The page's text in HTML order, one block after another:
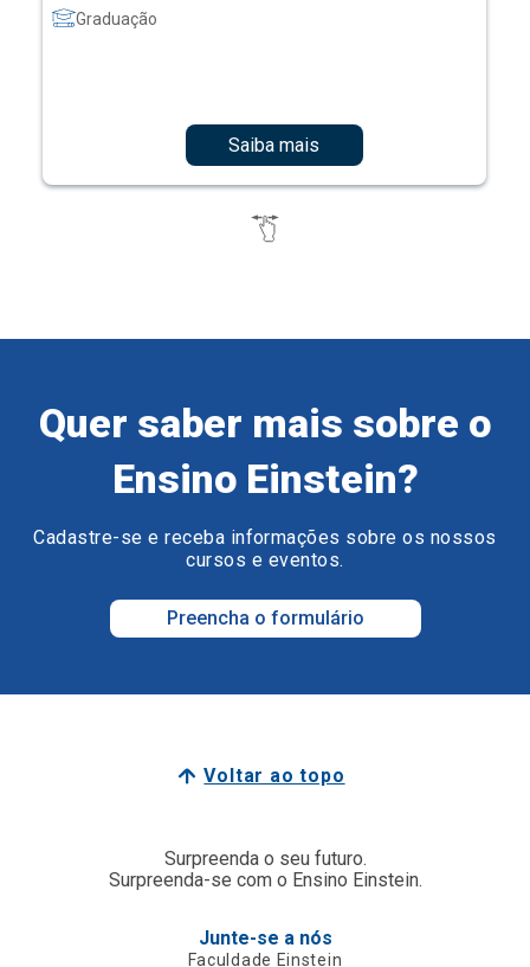
Graduação
Saiba mais
Quer saber mais sobre o
Ensino Einstein?
Cadastre-se e receba informações sobre os nossos
cursos e eventos.
Preencha o formulário
Voltar ao topo
Surpreenda o seu futuro.
Surpreenda-se com o Ensino Einstein.
Junte-se a nós
Faculdade Einstein